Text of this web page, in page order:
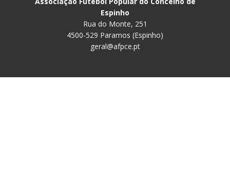
Espinho
Rua do Monte, 251
4500-529 Paramos (Espinho)
geral@afpce.pt